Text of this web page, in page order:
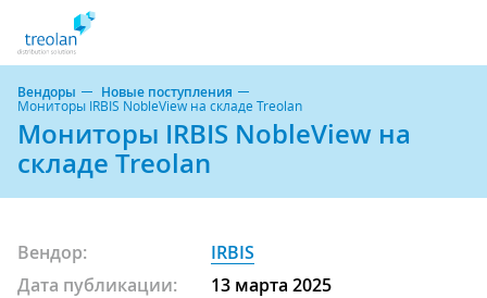
Вендоры Новые поступления
Мониторы IRBIS NobleView на складе Treolan
Мониторы IRBIS NobleView на
складе Treolan
Вендор:
IRBIS
Дата публикации:
13 марта 2025